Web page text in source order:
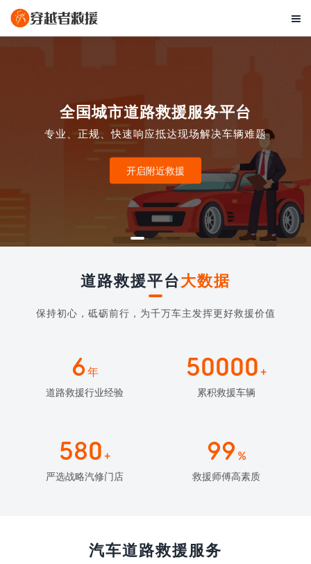

全国城市道路救援服务平台
专业、正规、快速响应抵达现场解决车辆难题
开启附近救援
道路救援平台大数据
保持初心，砥砺前行，为千万车主发挥更好救援价值
6年
道路救援行业经验
50000 +
累积救援车辆
580 +
严选战略汽修门店
99 %
救援师傅高素质
汽车道路救援服务